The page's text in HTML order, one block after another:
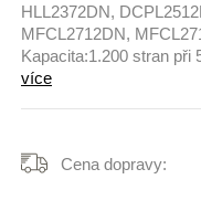
HLL2372DN,
MFCL2712DN,
Kapacita:1.200 stran při
více
Cena dopravy: